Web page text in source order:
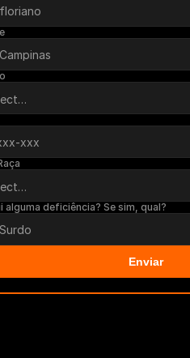
alguma deficiência? Se sim, qual?
Enviar